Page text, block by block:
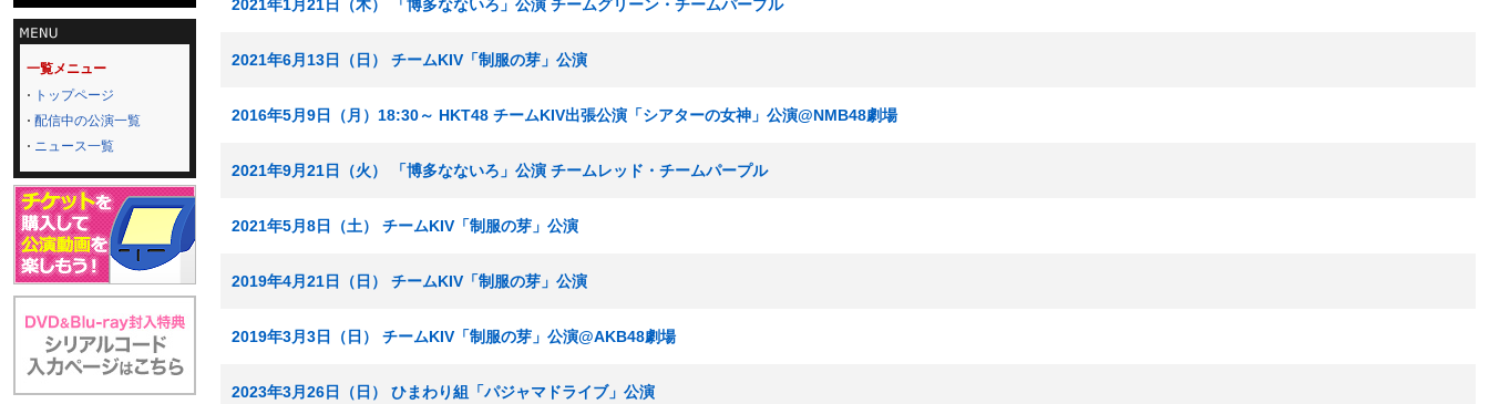
一覧メニュー
トップページ
配信中の公演一覧
ニュース一覧
2021年1月21日（木） 「博多なないろ」公演 チームグリーン・チームパープル
2021年6月13日（日） チームKIV「制服の芽」公演
2016年5月9日（月）18:30～ HKT48 チームKIV出張公演「シアターの女神」公演@NMB48劇場
2021年9月21日（火） 「博多なないろ」公演 チームレッド・チームパープル
2021年5月8日（土） チームKIV「制服の芽」公演
2019年4月21日（日） チームKIV「制服の芽」公演
2019年3月3日（日） チームKIV「制服の芽」公演@AKB48劇場
2023年3月26日（日） ひまわり組「パジャマドライブ」公演